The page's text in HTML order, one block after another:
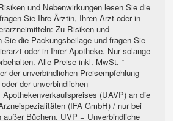
und Nebenwirkungen lesen Sie die
Sie Ihre Ärztin, Ihren Arzt oder in
Zu Risiken und
Sie die Packungsbeilage und fragen Sie
oder in Ihrer Apotheke. Nur solange
Alle Preise inkl. MwSt. *
der unverbindlichen Preisempfehlung
der unverbindlichen
(UAVP) an die
(IFA GmbH) / nur bei
außer Büchern. UVP = Unverbindliche